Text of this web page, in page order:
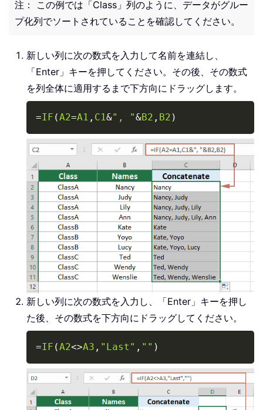
注： この例では「Class」列のように、データがグルー
プ化列でソートされていることを確認してください。
新しい列に次の数式を入力して名前を連結し、
「Enter」キーを押してください。その後、その数式
を列全体に適用するまで下方向にドラッグします。
=IF (A2=A1 , C1&", "&B2 , B2 )
新しい列に次の数式を入力し、「Enter」キーを押し
た後、その数式を下方向にドラッグしてください。
=IF (A2<>A3 , "Last" , "" )